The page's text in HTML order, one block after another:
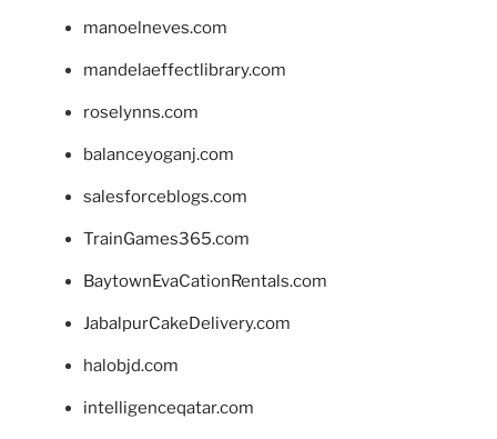
manoelneves.com
mandelaeffectlibrary.com
roselynns.com
balanceyoganj.com
salesforceblogs.com
TrainGames365.com
BaytownEvaCationRentals.com
JabalpurCakeDelivery.com
halobjd.com
intelligenceqatar.com